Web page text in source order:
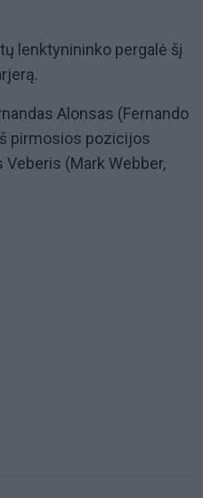
lenktynininko pergalė šį
Alonsas (Fernando
pirmosios pozicijos
(Mark Webber,